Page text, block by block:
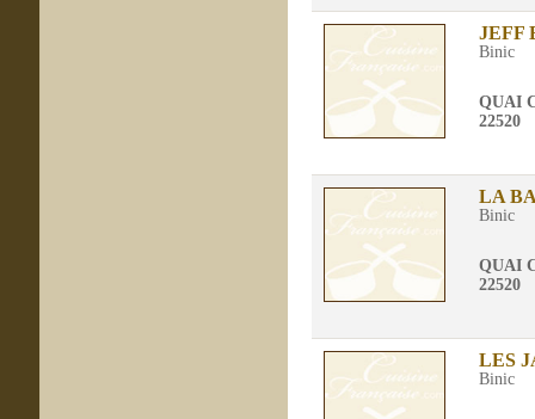
JEFF
Binic
QUAI
22520
LA
Binic
QUAI
22520
LES
Binic